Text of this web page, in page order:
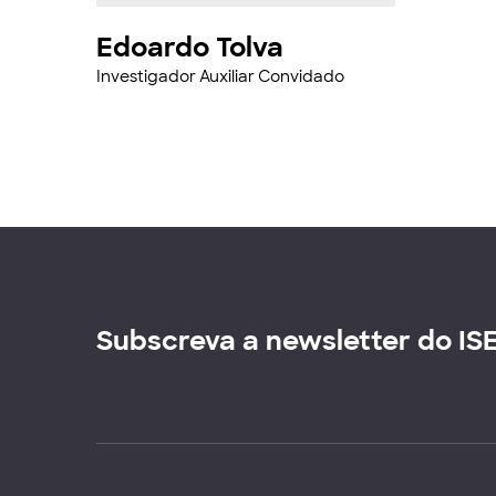
Edoardo Tolva
Investigador Auxiliar Convidado
Subscreva a newsletter do